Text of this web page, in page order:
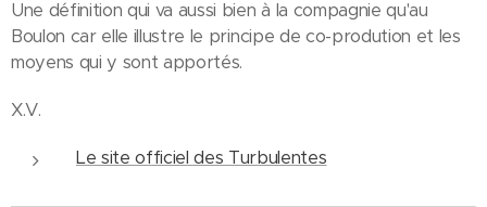
Une définition qui va aussi bien à la compagnie qu'au
Boulon car elle illustre le principe de co-prodution et les
moyens qui y sont apportés.
X.V.
Le site officiel des Turbulentes